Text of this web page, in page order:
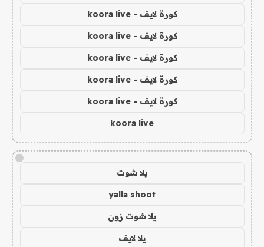
كورة لايف - koora live
كورة لايف - koora live
كورة لايف - koora live
كورة لايف - koora live
كورة لايف - koora live
koora live
!
يلا شوت
yalla shoot
يلا شوت زون
يلا لايف